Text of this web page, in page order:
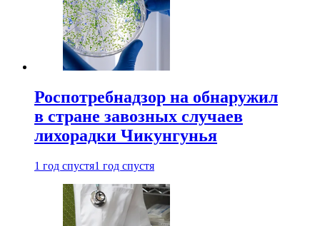
Роспотребнадзор на обнаружил
в стране завозных случаев
лихорадки Чикунгунья
1 год спустя1 год спустя